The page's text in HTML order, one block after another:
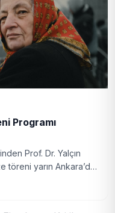
Programı
Prof. Dr. Yalçın
töreni yarın Ankara’da